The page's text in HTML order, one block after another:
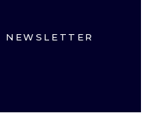
NEWSLETTER